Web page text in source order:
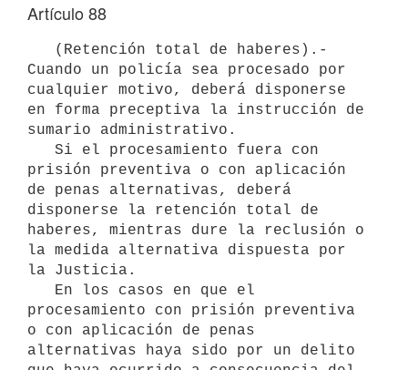
Artículo 88
Cuando un policía sea procesado por
cualquier motivo, deberá disponerse
en forma preceptiva la instrucción de
sumario administrativo.
prisión preventiva o con aplicación
de penas alternativas, deberá
disponerse la retención total de
haberes, mientras dure la reclusión o
la medida alternativa dispuesta por
la Justicia.
procesamiento con prisión preventiva
o con aplicación de penas
alternativas haya sido por un delito